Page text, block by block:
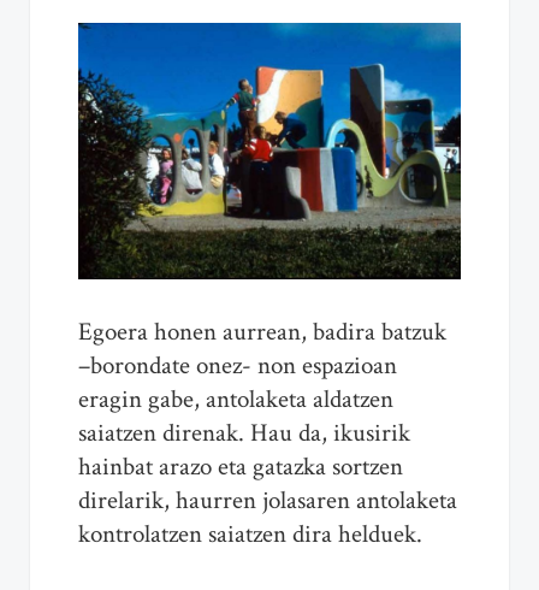
Egoera honen aurrean, badira batzuk
–borondate onez- non espazioan
eragin gabe, antolaketa aldatzen
saiatzen direnak. Hau da, ikusirik
hainbat arazo eta gatazka sortzen
direlarik, haurren jolasaren antolaketa
kontrolatzen saiatzen dira helduek.